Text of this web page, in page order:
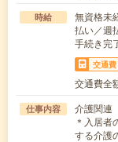
時給
無資格未
払い／週
手続き完
交通費
交通費全
仕事内容
介護関連
＊入居者
する介護